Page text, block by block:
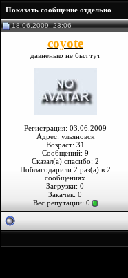
Показать сообщение отдельно
18.06.2009, 23:06
coyote
давненько не был тут
Регистрация: 03.06.2009
Адрес: ульяновск
Возраст: 31
Сообщений: 9
Сказал(а) спасибо: 2
Поблагодарили 2 раз(а) в 2
сообщениях
Загрузки: 0
Закачек: 0
Вес репутации: 0